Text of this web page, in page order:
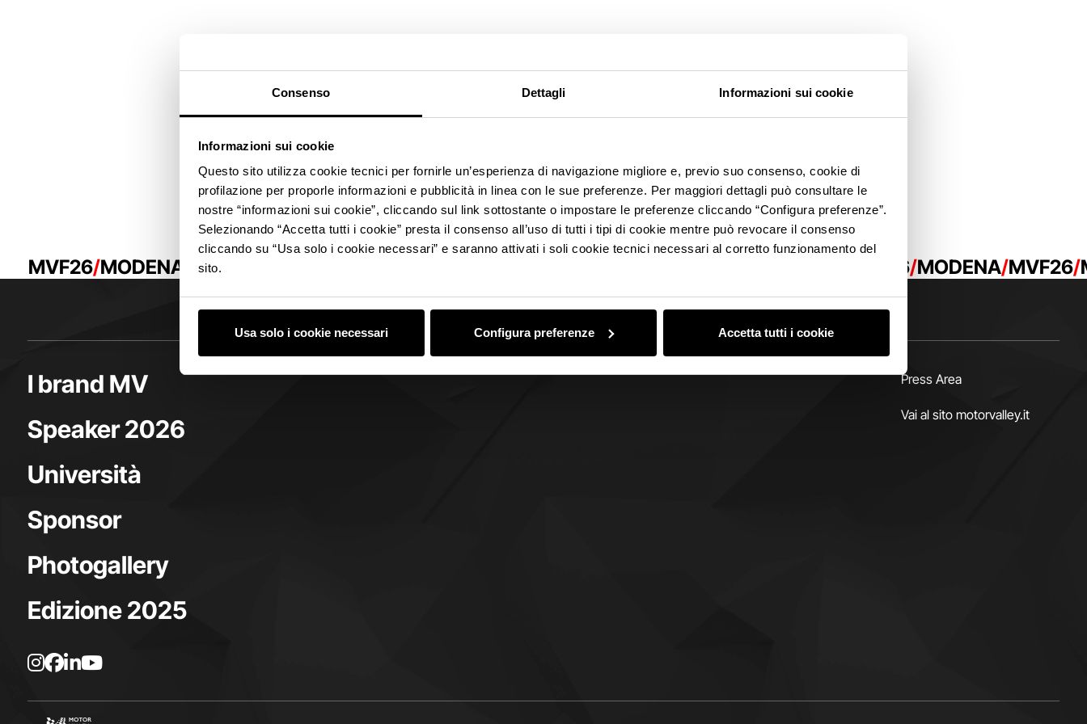
Consenso Dettagli Informazioni sui cookie
Informazioni sui cookie
Questo sito utilizza cookie tecnici per fornirle un’esperienza di navigazione migliore e, previo suo consenso, cookie di
profilazione per proporle informazioni e pubblicità in linea con le sue preferenze. Per maggiori dettagli può consultare le
nostre “informazioni sui cookie”, cliccando sul link sottostante o impostare le preferenze cliccando “Configura preferenze”.
Selezionando “Accetta tutti i cookie” presta il consenso all’uso di tutti i tipi di cookie mentre può revocare il consenso
cliccando su “Usa solo i cookie necessari” e saranno attivati i soli cookie tecnici necessari al corretto funzionamento del
sito.
Usa solo i cookie necessari Configura preferenze Accetta tutti i cookie
MVF26 MODENA MVF26 MVF26 MODENA MVF26
Torna in alto
I brand MV
Speaker 2026
Università
Sponsor
Photogallery
Edizione 2025
L
p
L
p
L
p
L
p
Press Area
Vai al sito motorvalley.it